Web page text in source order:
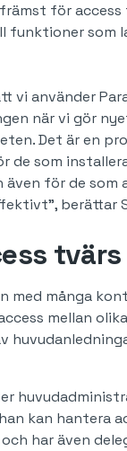
för access
funktioner som
vi använder
när vi gör
Det är en
de som
även för de som
berättar
med många
mellan
kan hantera
har även